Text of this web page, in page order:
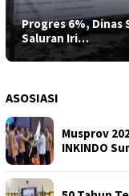
Progres 6%, Dinas
Saluran Iri…
ASOSIASI
Musprov
INKINDO